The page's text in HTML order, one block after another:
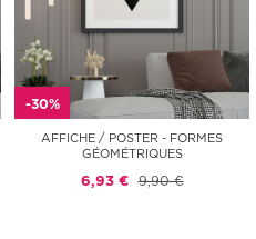
-30%
AFFICHE / POSTER - FORMES
GÉOMÉTRIQUES
6,93 € 9,90 €